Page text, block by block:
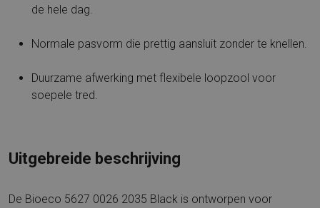
de hele dag.
Normale pasvorm die prettig aansluit zonder te knellen.
Duurzame afwerking met flexibele loopzool voor
soepele tred.
Uitgebreide beschrijving
De Bioeco 5627 0026 2035 Black is ontworpen voor